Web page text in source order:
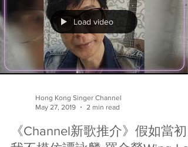
早幾天 Sing About Me Vocal 一班同學仔獲志蓮淨
邀請，為一班哥哥姐姐唱歌，大家的熱情令同學們
唱得落力，哥哥姐姐又聽得開心。❤️🎤🤗😘 能夠
歌聲分享快樂是大家也很需要！🥰 日期：2019年8
月13曰 #多謝大會邀請...
Load video